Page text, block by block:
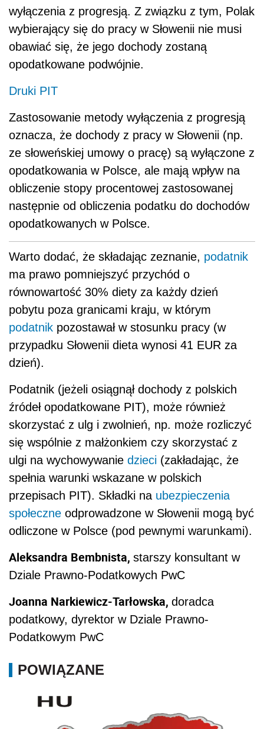
wyłączenia z progresją. Z związku z tym, Polak
wybierający się do pracy w Słowenii nie musi
obawiać się, że jego dochody zostaną
opodatkowane podwójnie.
Druki PIT
Zastosowanie metody wyłączenia z progresją
oznacza, że dochody z pracy w Słowenii (np.
ze słoweńskiej umowy o pracę) są wyłączone z
opodatkowania w Polsce, ale mają wpływ na
obliczenie stopy procentowej zastosowanej
następnie od obliczenia podatku do dochodów
opodatkowanych w Polsce.
Warto dodać, że składając zeznanie, podatnik
ma prawo pomniejszyć przychód o
równowartość 30% diety za każdy dzień
pobytu poza granicami kraju, w którym
podatnik pozostawał w stosunku pracy (w
przypadku Słowenii dieta wynosi 41 EUR za
dzień).
Podatnik (jeżeli osiągnął dochody z polskich
źródeł opodatkowane PIT), może również
skorzystać z ulg i zwolnień, np. może rozliczyć
się wspólnie z małżonkiem czy skorzystać z
ulgi na wychowywanie dzieci (zakładając, że
spełnia warunki wskazane w polskich
przepisach PIT). Składki na ubezpieczenia
społeczne odprowadzone w Słowenii mogą być
odliczone w Polsce (pod pewnymi warunkami).
Aleksandra Bembnista, starszy konsultant w
Dziale Prawno-Podatkowych PwC
Joanna Narkiewicz-Tarłowska, doradca
podatkowy, dyrektor w Dziale Prawno-
Podatkowym PwC
POWIĄZANE